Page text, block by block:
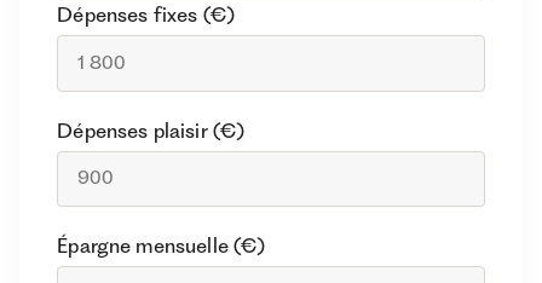
Dépenses fixes (€)
Dépenses plaisir (€)
Épargne mensuelle (€)